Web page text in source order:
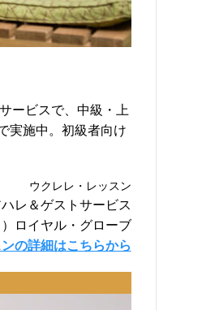
ービスで、中級・上
実施中。初級者向け
ウクレレ・レッスン
レ＆ゲストサービス
ロイヤル・グローブ
の詳細はこちらから